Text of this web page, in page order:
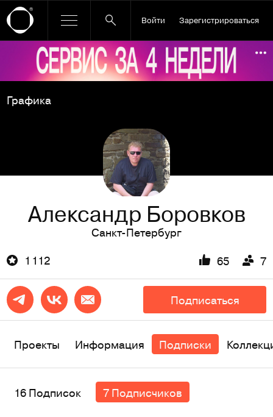
Войти Зарегистрироваться
Ссылка баннера
Графика
Александр Боровков
Санкт-Петербург
1 112
65 7
Подписаться
Проекты Информация Подписки
16 Подписок 7 Подписчиков